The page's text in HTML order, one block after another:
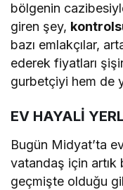
bölgenin
giren şey,
bazı emlakçılar,
ederek fiyatları
gurbetçiyi hem de
EV HAYALİ
Bugün Midyat’ta
vatandaş için artık
geçmişte olduğu